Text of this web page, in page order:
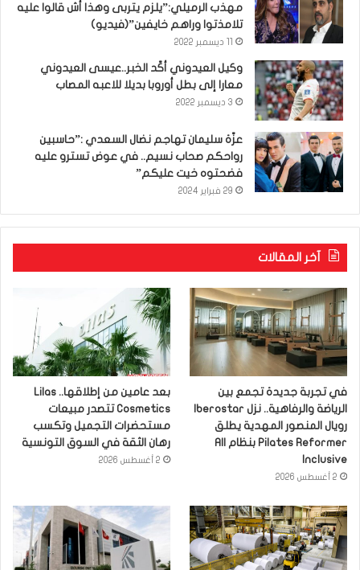
مهذب الرميلي:”يلزم يتربى وهذا أش قالوا عليه
تلامذتوا وراهم خايفين”(فيديو)
وكيل العيدوني أكّد الخبر..عيسى العيدوني
معارا إلى بطل أوروبا بديلا للاعبه المصاب
3 ديسمبر 2022
عزّة سليمان تهاجم نضال السعدي :”حاسبين
رواحكم صحاب نسيم.. في عوض تسترو عليه
فضحتوه خيت عليكم”
29 فبراير 2024
آخر المقالات
في تجربة جديدة تجمع بين
رويال المنصور المهدية يطلق
Pilates Reformer بنظام All
Inclusive
2 أغسطس 2026
بعد عامين من إطلاقها.. Lilas
Cosmetics تتصدر مبيعات
مستحضرات التجميل وتكسب
رهان الثقة في السوق التونسية
2 أغسطس 2026